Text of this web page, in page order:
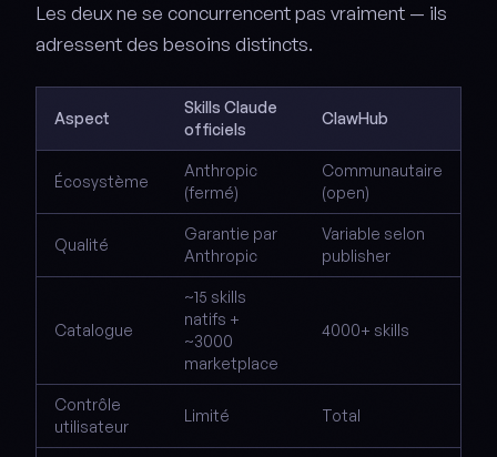
Les deux ne se concurrencent pas vraiment — ils
adressent des besoins distincts.
Aspect
Skills Claude
officiels
ClawHub
Écosystème
Anthropic
(fermé)
Communautaire
(open)
Qualité
Garantie par
Anthropic
Variable selon
publisher
Catalogue
~15 skills
natifs +
~3000
marketplace
4000+ skills
Contrôle
utilisateur
Limité Total